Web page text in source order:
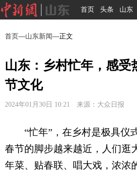
首页 头条 山东
首页—山东新闻—正文
山东：乡村忙年，感受
节文化
2024年01月30日 10:21 来源：大众日报
“忙年”，在乡村是极具仪
春节的脚步越来越近，人们逛
年菜、贴春联、唱大戏，浓浓